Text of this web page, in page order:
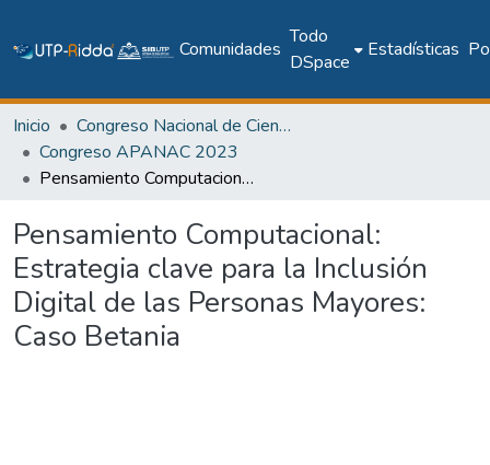
Comunidades
Todo
DSpace
Estadísticas
Inicio
Congreso Nacional de Ciencia y Tecnología – APANAC
Congreso APANAC 2023
Pensamiento Computacional: Estrategia clave para la Inclusión Digital de las Personas Mayores: Caso Betania
Pensamiento Computacional:
Estrategia clave para la Inclusión
Digital de las Personas Mayores:
Caso Betania